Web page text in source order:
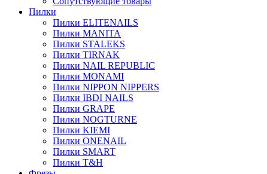
Пилки
Пилки ELITENAILS
Пилки MANITA
Пилки STALEKS
Пилки TIRNAK
Пилки NAIL REPUBLIC
Пилки MONAMI
Пилки NIPPON NIPPERS
Пилки IBDI NAILS
Пилки GRAPE
Пилки NOGTURNE
Пилки KIEMI
Пилки ONENAIL
Пилки SMART
Пилки T&H